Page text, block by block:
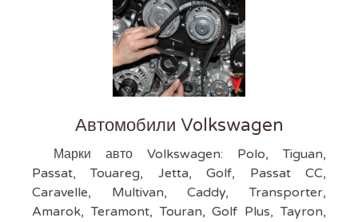
Автомобили Volkswagen
Марки авто Volkswagen: Polo, Tiguan,
Passat, Touareg, Jetta, Golf, Passat CC,
Caravelle, Multivan, Caddy, Transporter,
Amarok, Teramont, Touran, Golf Plus, Tayron,